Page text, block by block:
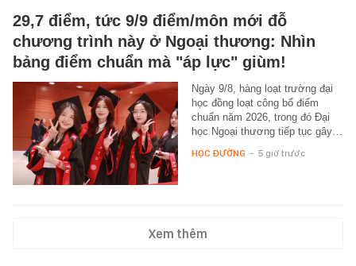
29,7 điểm, tức 9/9 điểm/môn mới đỗ
chương trình này ở Ngoại thương: Nhìn
bảng điểm chuẩn mà "áp lực" giùm!
Ngày 9/8, hàng loạt trường đại
học đồng loạt công bố điểm
chuẩn năm 2026, trong đó Đại
học Ngoại thương tiếp tục gây…
HỌC ĐƯỜNG - 5 giờ trước
Xem thêm